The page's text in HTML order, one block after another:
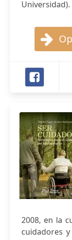
Universidad).
2008, en la
cuidadores